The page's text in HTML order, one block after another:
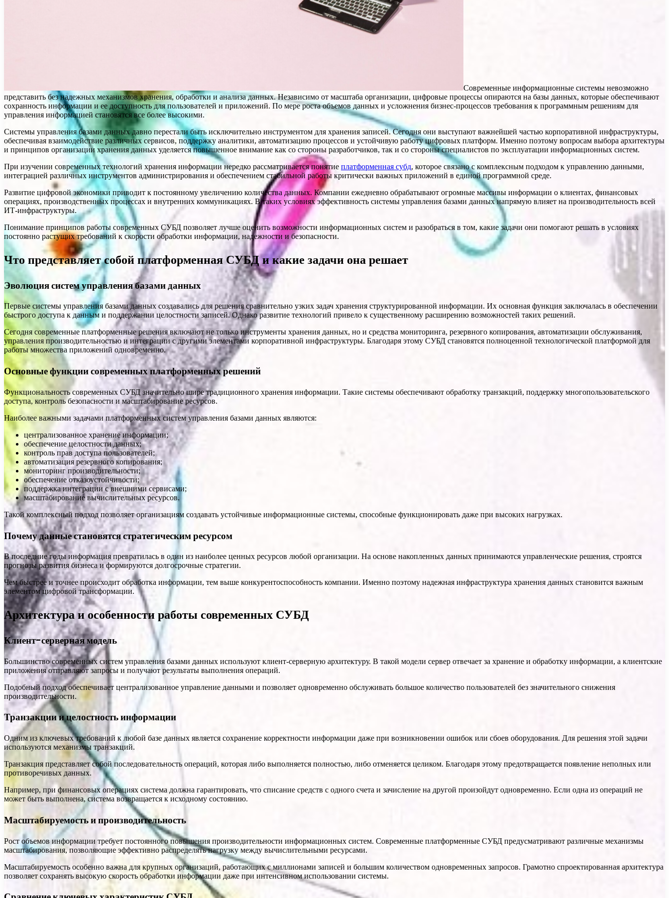
Современные информационные системы невозможно
представить без надежных механизмов хранения, обработки и анализа данных. Независимо от масштаба организации, цифровые процессы опираются на базы данных, которые обеспечивают
сохранность информации и ее доступность для пользователей и приложений. По мере роста объемов данных и усложнения бизнес-процессов требования к программным решениям для
управления информацией становятся все более высокими.
Системы управления базами данных давно перестали быть исключительно инструментом для хранения записей. Сегодня они выступают важнейшей частью корпоративной инфраструктуры,
обеспечивая взаимодействие различных сервисов, поддержку аналитики, автоматизацию процессов и устойчивую работу цифровых платформ. Именно поэтому вопросам выбора архитектуры
и принципов организации хранения данных уделяется повышенное внимание как со стороны разработчиков, так и со стороны специалистов по эксплуатации информационных систем.
При изучении современных технологий хранения информации нередко рассматривается понятие платформенная субд, которое связано с комплексным подходом к управлению данными,
интеграцией различных инструментов администрирования и обеспечением стабильной работы критически важных приложений в единой программной среде.
Развитие цифровой экономики приводит к постоянному увеличению количества данных. Компании ежедневно обрабатывают огромные массивы информации о клиентах, финансовых
операциях, производственных процессах и внутренних коммуникациях. В таких условиях эффективность системы управления базами данных напрямую влияет на производительность всей
ИТ-инфраструктуры.
Понимание принципов работы современных СУБД позволяет лучше оценить возможности информационных систем и разобраться в том, какие задачи они помогают решать в условиях
постоянно растущих требований к скорости обработки информации, надежности и безопасности.
Что представляет собой платформенная СУБД и какие задачи она решает
Эволюция систем управления базами данных
Первые системы управления базами данных создавались для решения сравнительно узких задач хранения структурированной информации. Их основная функция заключалась в обеспечении
быстрого доступа к данным и поддержании целостности записей. Однако развитие технологий привело к существенному расширению возможностей таких решений.
Сегодня современные платформенные решения включают не только инструменты хранения данных, но и средства мониторинга, резервного копирования, автоматизации обслуживания,
управления производительностью и интеграции с другими элементами корпоративной инфраструктуры. Благодаря этому СУБД становятся полноценной технологической платформой для
работы множества приложений одновременно.
Основные функции современных платформенных решений
Функциональность современных СУБД значительно шире традиционного хранения информации. Такие системы обеспечивают обработку транзакций, поддержку многопользовательского
доступа, контроль безопасности и масштабирование ресурсов.
Наиболее важными задачами платформенных систем управления базами данных являются:
централизованное хранение информации;
обеспечение целостности данных;
контроль прав доступа пользователей;
автоматизация резервного копирования;
мониторинг производительности;
обеспечение отказоустойчивости;
поддержка интеграции с внешними сервисами;
масштабирование вычислительных ресурсов.
Такой комплексный подход позволяет организациям создавать устойчивые информационные системы, способные функционировать даже при высоких нагрузках.
Почему данные становятся стратегическим ресурсом
В последние годы информация превратилась в один из наиболее ценных ресурсов любой организации. На основе накопленных данных принимаются управленческие решения, строятся
прогнозы развития бизнеса и формируются долгосрочные стратегии.
Чем быстрее и точнее происходит обработка информации, тем выше конкурентоспособность компании. Именно поэтому надежная инфраструктура хранения данных становится важным
элементом цифровой трансформации.
Архитектура и особенности работы современных СУБД
Клиент-серверная модель
Большинство современных систем управления базами данных используют клиент-серверную архитектуру. В такой модели сервер отвечает за хранение и обработку информации, а клиентские
приложения отправляют запросы и получают результаты выполнения операций.
Подобный подход обеспечивает централизованное управление данными и позволяет одновременно обслуживать большое количество пользователей без значительного снижения
производительности.
Транзакции и целостность информации
Одним из ключевых требований к любой базе данных является сохранение корректности информации даже при возникновении ошибок или сбоев оборудования. Для решения этой задачи
используются механизмы транзакций.
Транзакция представляет собой последовательность операций, которая либо выполняется полностью, либо отменяется целиком. Благодаря этому предотвращается появление неполных или
противоречивых данных.
Например, при финансовых операциях система должна гарантировать, что списание средств с одного счета и зачисление на другой произойдут одновременно. Если одна из операций не
может быть выполнена, система возвращается к исходному состоянию.
Масштабируемость и производительность
Рост объемов информации требует постоянного повышения производительности информационных систем. Современные платформенные СУБД предусматривают различные механизмы
масштабирования, позволяющие эффективно распределять нагрузку между вычислительными ресурсами.
Масштабируемость особенно важна для крупных организаций, работающих с миллионами записей и большим количеством одновременных запросов. Грамотно спроектированная архитектура
позволяет сохранять высокую скорость обработки информации даже при интенсивном использовании системы.